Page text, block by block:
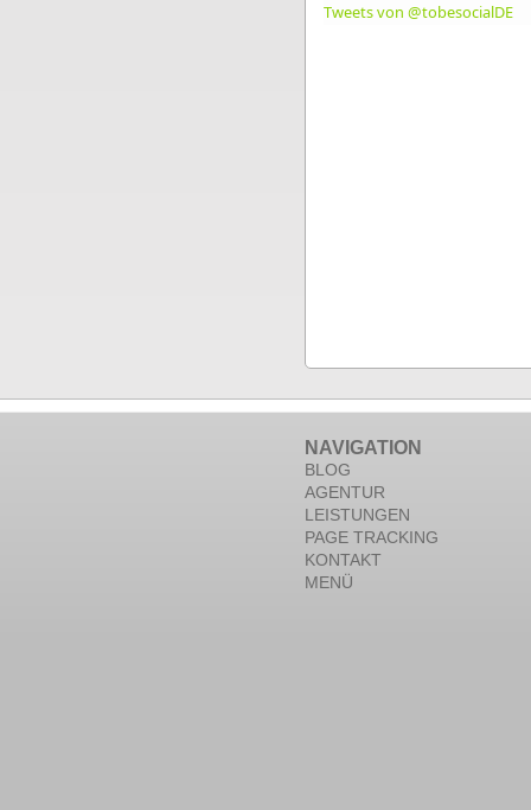
Tweets von @tobesocialDE
NAVIGATION
BLOG
AGENTUR
LEISTUNGEN
PAGE TRACKING
KONTAKT
MENÜ